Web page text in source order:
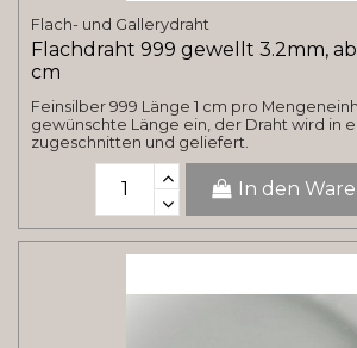
Flach- und Gallerydraht
Flachdraht 999 gewellt 3.2mm, ab
cm
Feinsilber 999 Länge 1 cm pro
gewünschte Länge ein, der Draht wird in
zugeschnitten und geliefert.
In den